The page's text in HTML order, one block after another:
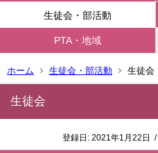
生徒会・部活動
PTA・地域
ホーム 生徒会・部活動 生徒会
生徒会
登録日: 2021年1月22日 /